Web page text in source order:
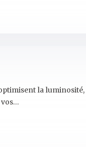
la luminosité,
vos…